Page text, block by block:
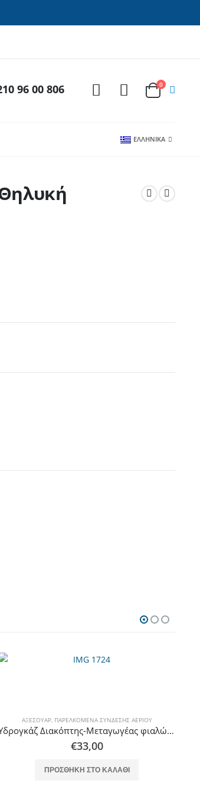
96 00 806 0
ΕΛΛΗΝΙΚΆ
ΑΞΕΣΟΥΆΡ, ΠΑΡΕΛΚΌΜΕΝΑ ΣΎΝΔΕΣΗΣ ΑΕΡΊΟΥ
Υδρογκάζ Διακόπτης-Μεταγωγέας φιαλών με βάση στήριξης
€33,00
ΠΡΟΣΘΉΚΗ ΣΤΟ ΚΑΛΆΘΙ